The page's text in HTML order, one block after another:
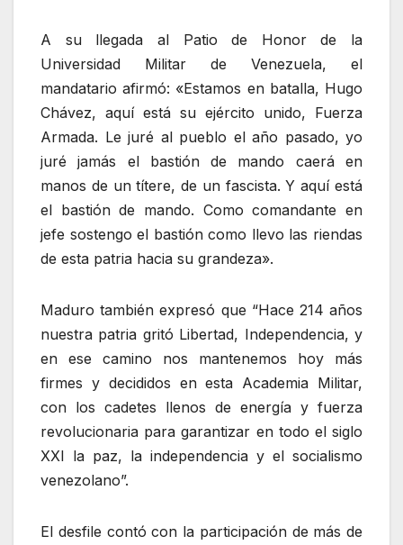
A su llegada al Patio de Honor de la
Universidad Militar de Venezuela, el
mandatario afirmó: «Estamos en batalla, Hugo
Chávez, aquí está su ejército unido, Fuerza
Armada. Le juré al pueblo el año pasado, yo
juré jamás el bastión de mando caerá en
manos de un títere, de un fascista. Y aquí está
el bastión de mando. Como comandante en
jefe sostengo el bastión como llevo las riendas
de esta patria hacia su grandeza».
Maduro también expresó que “Hace 214 años
nuestra patria gritó Libertad, Independencia, y
en ese camino nos mantenemos hoy más
firmes y decididos en esta Academia Militar,
con los cadetes llenos de energía y fuerza
revolucionaria para garantizar en todo el siglo
XXI la paz, la independencia y el socialismo
venezolano”.
El desfile contó con la participación de más de